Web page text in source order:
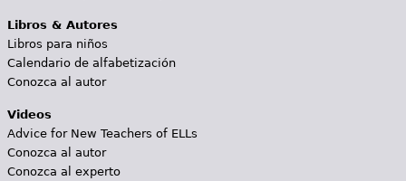
Libros & Autores
Libros para niños
Calendario de alfabetización
Conozca al autor
Videos
Advice for New Teachers of ELLs
Conozca al autor
Conozca al experto